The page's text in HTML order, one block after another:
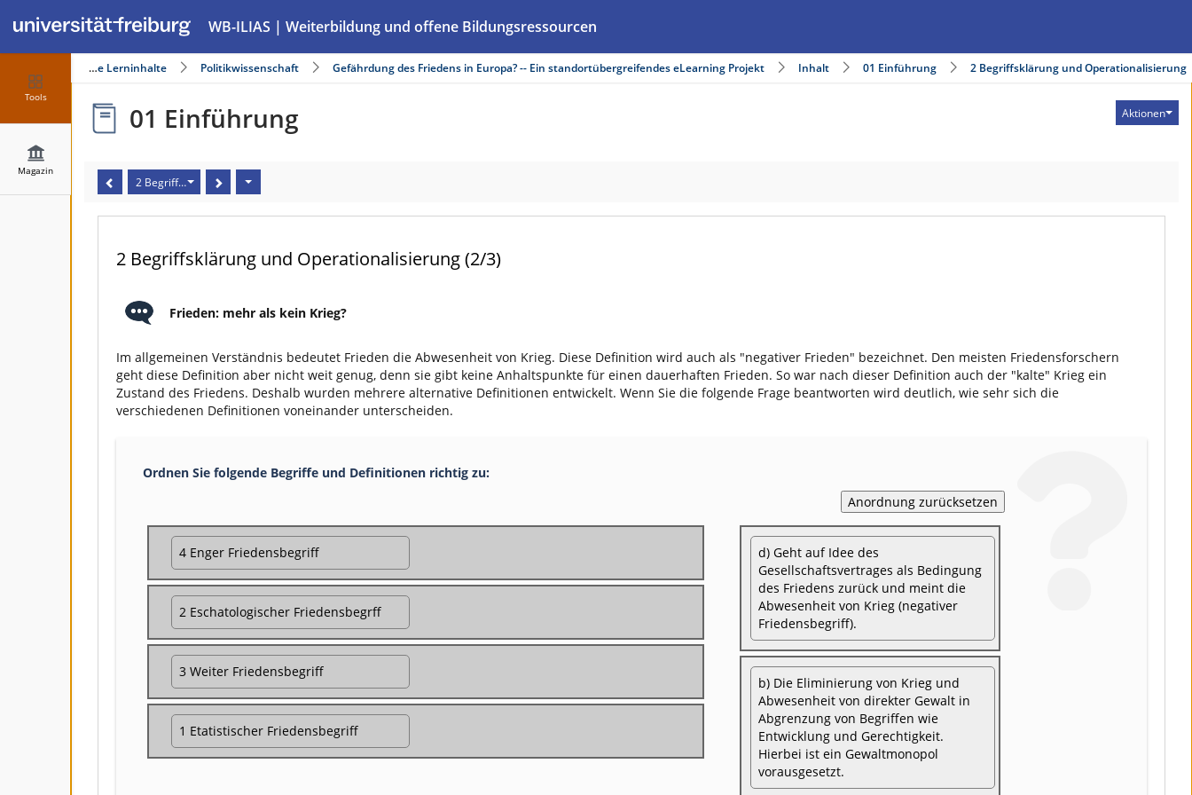
WB-ILIAS | Weiterbildung und offene Bildungsressourcen
Tools
Magazin
offene Lerninhalte Politikwissenschaft Gefährdung des Friedens in Europa? -- Ein standortübergreifendes eLearning Projekt Inhalt 01 Einführung 2 Begriffsklärung und Operationalisierung
Aktionen
01 Einführung
2 Begriffsklärung und Operationalisierung (2/3)
2 Begriffsklärung und Operationalisierung (2/3)
Frieden: mehr als kein Krieg?
Im allgemeinen Verständnis bedeutet Frieden die Abwesenheit von Krieg. Diese Definition wird auch als "negativer Frieden" bezeichnet. Den meisten Friedensforschern
geht diese Definition aber nicht weit genug, denn sie gibt keine Anhaltspunkte für einen dauerhaften Frieden. So war nach dieser Definition auch der "kalte" Krieg ein
Zustand des Friedens. Deshalb wurden mehrere alternative Definitionen entwickelt. Wenn Sie die folgende Frage beantworten wird deutlich, wie sehr sich die
verschiedenen Definitionen voneinander unterscheiden.
Ordnen Sie folgende Begriffe und Definitionen richtig zu:
4 Enger Friedensbegriff
2 Eschatologischer Friedensbegrff
3 Weiter Friedensbegriff
1 Etatistischer Friedensbegriff
d) Geht auf Idee des
Gesellschaftsvertrages als Bedingung
des Friedens zurück und meint die
Abwesenheit von Krieg (negativer
Friedensbegriff).
b) Die Eliminierung von Krieg und
Abwesenheit von direkter Gewalt in
Abgrenzung von Begriffen wie
Entwicklung und Gerechtigkeit.
Hierbei ist ein Gewaltmonopol
vorausgesetzt.